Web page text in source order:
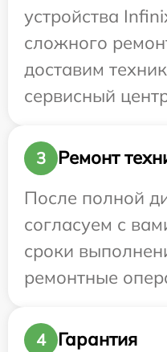
устройства
сложного
доставим
сервисный
3
Ремонт
После полной
согласуем с
сроки
ремонтные
4
Гарантия